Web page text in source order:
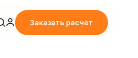
Заказать расчёт